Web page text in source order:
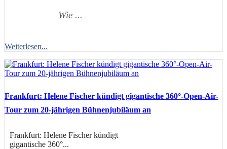
Wie ...
Weiterlesen...
Frankfurt: Helene Fischer kündigt gigantische 360°-Open-Air-
Tour zum 20-jährigen Bühnenjubiläum an
Frankfurt: Helene Fischer kündigt
gigantische 360°...